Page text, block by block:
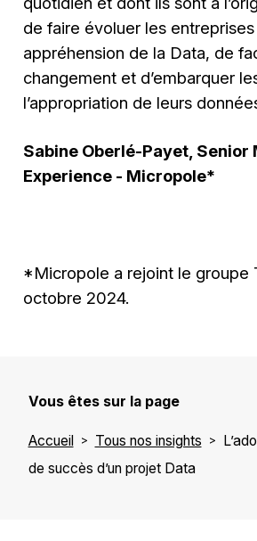
de faire évoluer les
appréhension de la Data, de
changement et d’embarquer
l’appropriation de leurs
Sabine Oberlé-Payet, Senior
Experience - Micropole*
*Micropole a rejoint le groupe
octobre 2024.
Vous êtes sur la page
Accueil Tous nos insights
de succès d’un projet Data